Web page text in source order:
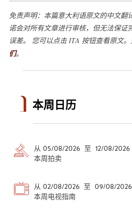
免责声明：本篇意大利语原文的中文翻
诺会对所有文章进行审核，但无法保证
误差。 您可以点击 ITA 按钮查看原文。
们。
本周日历
从 05/08/2026 至 12/08/2026
本周拍卖
从 02/08/2026 至 09/08/2026
本周电视指南